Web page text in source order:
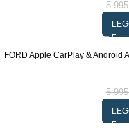
5
FORD Apple CarPlay & Android
5